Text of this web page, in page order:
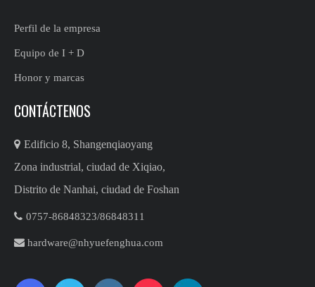
Perfil de la empresa
Equipo de I + D
Honor y marcas
CONTÁCTENOS
 Edificio 8, Shangenqiaoyang
Zona industrial, ciudad de Xiqiao,
Distrito de Nanhai, ciudad de Foshan
 0757-86848323/86848311​​​​​​
 hardware@nhyuefenghua.com